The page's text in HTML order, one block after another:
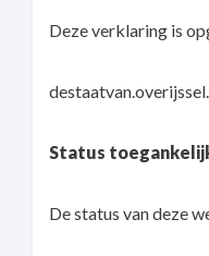
Deze verklaring is
Status
De status van deze